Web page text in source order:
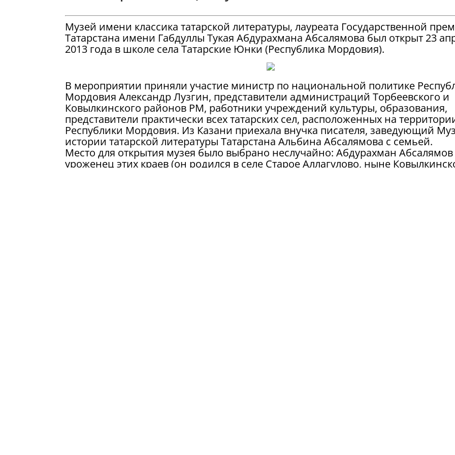
Музей имени классика татарской литературы, лауреата Государственной
Татарстана имени Габдуллы Тукая Абдурахмана Абсалямова был открыт 23
2013 года в школе села Татарские Юнки (Республика Мордовия).
В мероприятии приняли участие министр по национальной политике
Мордовия Александр Лузгин, представители администраций Торбеевского и
Ковылкинского районов РМ, работники учреждений культуры, образования,
представители практически всех татарских сел, расположенных на
Республики Мордовия. Из Казани приехала внучка писателя, заведующий
истории татарской литературы Татарстана Альбина Абсалямова с семьей.
Место для открытия музея было выбрано неслучайно: Абдурахман Абсалямов
уроженец этих краев (он родился в селе Старое Аллагулово, ныне